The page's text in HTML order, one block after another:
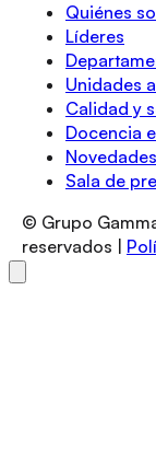
Quiénes
Líderes
Unidades
Calidad y
Docencia
Sala de
© Grupo
reservados |